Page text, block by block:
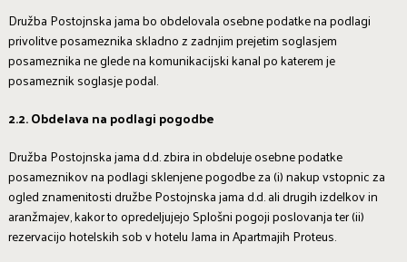
Družba Postojnska jama bo obdelovala osebne podatke na podlagi
privolitve posameznika skladno z zadnjim prejetim soglasjem
posameznika ne glede na komunikacijski kanal po katerem je
posameznik soglasje podal.
2.2. Obdelava na podlagi pogodbe
Družba Postojnska jama d.d. zbira in obdeluje osebne podatke
posameznikov na podlagi sklenjene pogodbe za (i) nakup vstopnic za
ogled znamenitosti družbe Postojnska jama d.d. ali drugih izdelkov in
aranžmajev, kakor to opredeljujejo Splošni pogoji poslovanja ter (ii)
rezervacijo hotelskih sob v hotelu Jama in Apartmajih Proteus.